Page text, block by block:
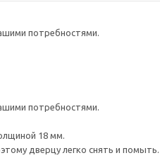
потребностями.
потребностями.
18 мм.
дверцу легко снять и помыть.